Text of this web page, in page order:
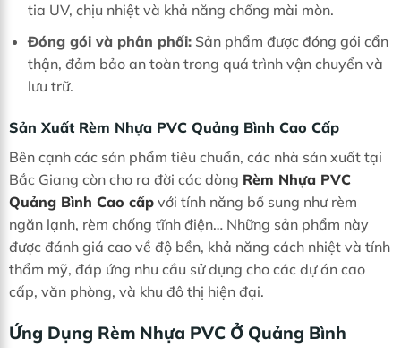
tia UV, chịu nhiệt và khả năng chống mài mòn.
Đóng gói và phân phối:Sản phẩm được đóng gói cẩn
thận, đảm bảo an toàn trong quá trình vận chuyển và
lưu trữ.
Sản Xuất Rèm Nhựa PVC Quảng Bình Cao Cấp
Bên cạnh các sản phẩm tiêu chuẩn, các nhà sản xuất tại
Bắc Giang còn cho ra đời các dòng Rèm Nhựa PVC
Quảng Bình Cao cấpvới tính năng bổ sung như rèm
ngăn lạnh, rèm chống tĩnh điện… Những sản phẩm này
được đánh giá cao về độ bền, khả năng cách nhiệt và tính
thẩm mỹ, đáp ứng nhu cầu sử dụng cho các dự án cao
cấp, văn phòng, và khu đô thị hiện đại.
Ứng Dụng Rèm Nhựa PVC Ở Quảng Bình